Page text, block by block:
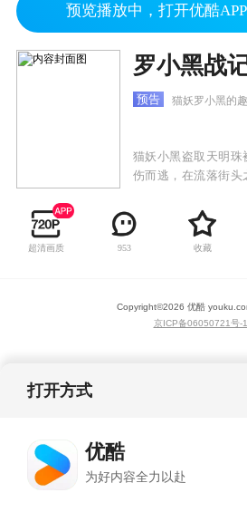
预览播放中，打开优酷
罗小黑战
预告 猫妖罗小黑的
猫妖小黑盗取天明珠
伤而逃，在流落街
白自己要暂时离开去
却在离开之后因为师
小白身边，等待着他
超清画质 953 收藏
Copyright©2026 优酷
京ICP备06050721号-1
打开方式
优酷
为好内容全力以赴